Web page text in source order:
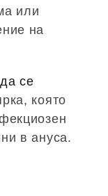
или
на
се
която
в ануса.